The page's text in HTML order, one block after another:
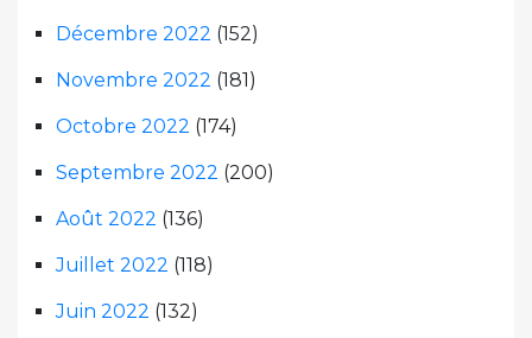
Décembre 2022 (152)
Novembre 2022 (181)
Octobre 2022 (174)
Septembre 2022 (200)
Août 2022 (136)
Juillet 2022 (118)
Juin 2022 (132)